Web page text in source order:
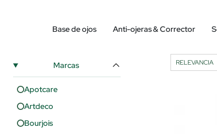
Base de ojos Anti-ojeras & Corrector
Marcas
Apotcare
Artdeco
Bourjois